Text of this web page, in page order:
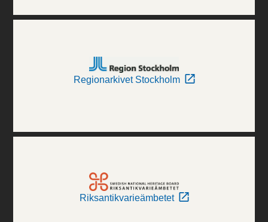
Regionarkivet Stockholm
Riksantikvarieämbetet